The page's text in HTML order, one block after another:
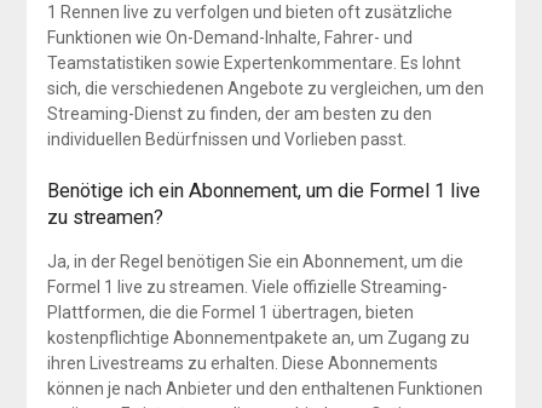
1 Rennen live zu verfolgen und bieten oft zusätzliche
Funktionen wie On-Demand-Inhalte, Fahrer- und
Teamstatistiken sowie Expertenkommentare. Es lohnt
sich, die verschiedenen Angebote zu vergleichen, um den
Streaming-Dienst zu finden, der am besten zu den
individuellen Bedürfnissen und Vorlieben passt.
Benötige ich ein Abonnement, um die Formel 1 live
zu streamen?
Ja, in der Regel benötigen Sie ein Abonnement, um die
Formel 1 live zu streamen. Viele offizielle Streaming-
Plattformen, die die Formel 1 übertragen, bieten
kostenpflichtige Abonnementpakete an, um Zugang zu
ihren Livestreams zu erhalten. Diese Abonnements
können je nach Anbieter und den enthaltenen Funktionen